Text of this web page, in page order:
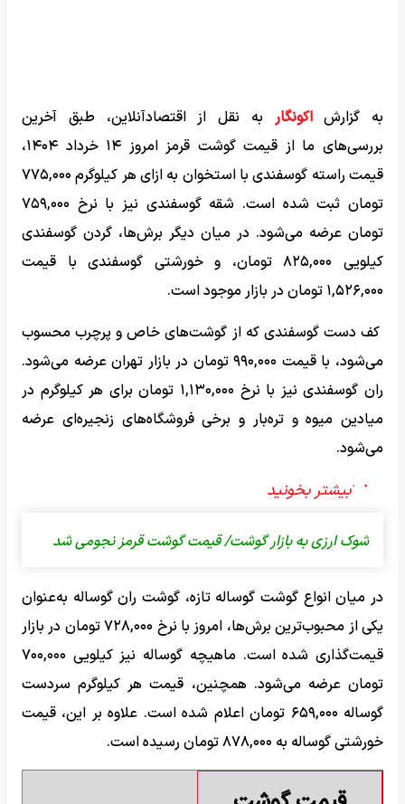
به گزارشاکونگار به نقل از اقتصادآنلاین، طبق آخرین
بررسی‌های ما از قیمت گوشت قرمز امروز ۱۴ خرداد ۱۴۰۴،
قیمت راسته گوسفندی با استخوان به ازای هر کیلوگرم ۷۷۵,۰۰۰
تومان ثبت شده است. شقه گوسفندی نیز با نرخ ۷۵۹,۰۰۰
تومان عرضه می‌شود. در میان دیگر برش‌ها، گردن گوسفندی
کیلویی ۸۲۵,۰۰۰ تومان، و خورشتی گوسفندی با قیمت
۱,۵۲۶,۰۰۰ تومان در بازار موجود است.
کف دست گوسفندی که از گوشت‌های خاص و پرچرب محسوب
می‌شود، با قیمت ۹۹۰,۰۰۰ تومان در بازار تهران عرضه می‌شود.
ران گوسفندی نیز با نرخ ۱,۱۳۰,۰۰۰ تومان برای هر کیلوگرم در
میادین میوه و تره‌بار و برخی فروشگاه‌های زنجیره‌ای عرضه
می‌شود.
شوک ارزی به بازار گوشت/ قیمت گوشت قرمز نجومی شد
در میان انواع گوشت گوساله تازه، گوشت ران گوساله به‌عنوان
یکی از محبوب‌ترین برش‌ها، امروز با نرخ ۷۲۸,۰۰۰ تومان در بازار
قیمت‌گذاری شده است. ماهیچه گوساله نیز کیلویی ۷۰۰,۰۰۰
تومان عرضه می‌شود. همچنین، قیمت هر کیلوگرم سردست
گوساله ۶۵۹,۰۰۰ تومان اعلام شده است. علاوه بر این، قیمت
خورشتی گوساله به ۸۷۸,۰۰۰ تومان رسیده است.